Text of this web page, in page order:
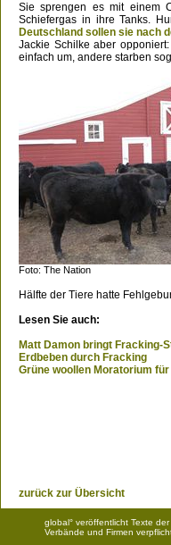
Sie sprengen es mit einem
Schiefergas in ihre Tanks.
Deutschland sollen sie nach
Jackie Schilke aber
einfach um, andere starben
Foto: The Nation
Hälfte der Tiere hatte
Lesen Sie auch:
Matt Damon bringt Fracking-
Erdbeben durch Fracking
Grüne woollen Moratorium
zurück zur Übersicht
global° veröffentlicht Texte
Verbände und Firmen